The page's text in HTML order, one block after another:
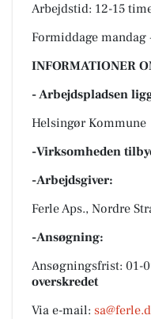
Arbejdstid: 12-15
Formiddage mandag
INFORMATIONER
- Arbejdspladsen
Helsingør Kommune
-Virksomheden
-Arbejdsgiver:
Ferle Aps., Nordre
-Ansøgning:
Ansøgningsfrist: 01-
overskredet
Via e-mail: